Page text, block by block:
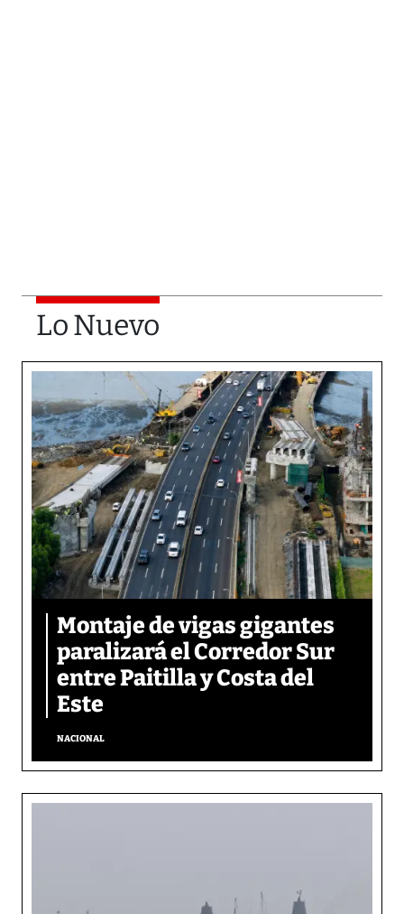
Lo Nuevo
Montaje de vigas gigantes
paralizará el Corredor Sur
entre Paitilla y Costa del
Este
NACIONAL